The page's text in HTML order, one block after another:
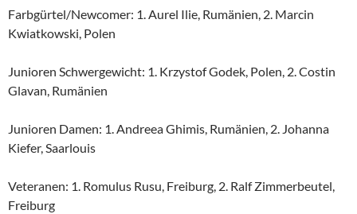
Farbgürtel/Newcomer: 1. Aurel Ilie, Rumänien, 2. Marcin
Kwiatkowski, Polen
Junioren Schwergewicht: 1. Krzystof Godek, Polen, 2. Costin
Glavan, Rumänien
Junioren Damen: 1. Andreea Ghimis, Rumänien, 2. Johanna
Kiefer, Saarlouis
Veteranen: 1. Romulus Rusu, Freiburg, 2. Ralf Zimmerbeutel,
Freiburg